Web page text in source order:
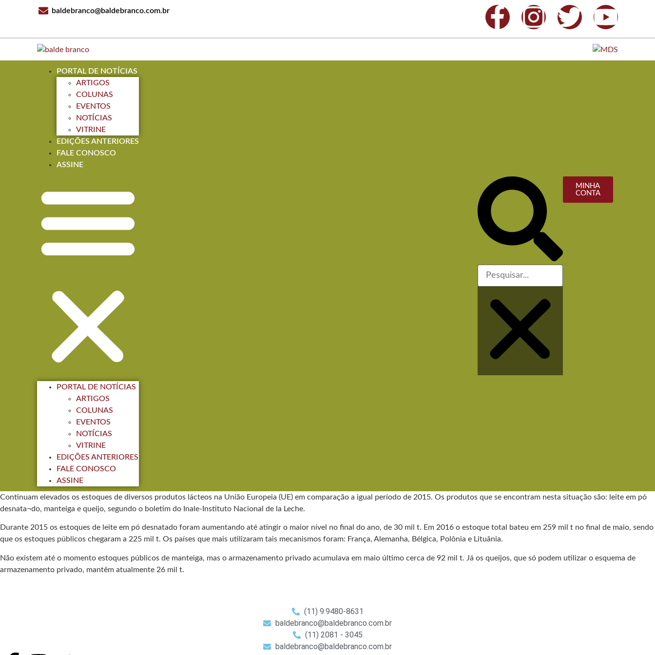
baldebranco@baldebranco.com.br
MINHA
CONTA
PORTAL DE NOTÍCIAS
ARTIGOS
COLUNAS
EVENTOS
NOTÍCIAS
VITRINE
EDIÇÕES ANTERIORES
FALE CONOSCO
ASSINE
PORTAL DE NOTÍCIAS
ARTIGOS
COLUNAS
EVENTOS
NOTÍCIAS
VITRINE
EDIÇÕES ANTERIORES
FALE CONOSCO
ASSINE
Continuam elevados os estoques de diversos produtos lácteos na União Europeia (UE) em comparação a igual período de 2015. Os produtos que se encontram nesta situação são: leite em pó
desnata¬do, manteiga e queijo, segundo o boletim do Inale-Instituto Nacional de la Leche.
Durante 2015 os estoques de leite em pó desnatado foram aumentando até atingir o maior nível no final do ano, de 30 mil t. Em 2016 o estoque total bateu em 259 mil t no final de maio, sendo
que os estoques públicos chegaram a 225 mil t. Os países que mais utilizaram tais mecanismos foram: França, Alemanha, Bélgica, Polônia e Lituânia.
Não existem até o momento estoques públicos de manteiga, mas o armazenamento privado acumulava em maio último cerca de 92 mil t. Já os queijos, que só podem utilizar o esquema de
armazenamento privado, mantêm atualmente 26 mil t.
(11) 9.9480-8631
baldebranco@baldebranco.com.br
(11) 2081 - 3045
baldebranco@baldebranco.com.br